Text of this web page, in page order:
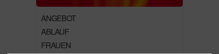
ANGEBOT
ABLAUF
FRAUEN